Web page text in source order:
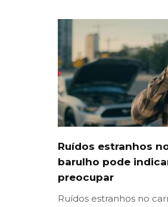
Ruídos estranhos
barulho pode
preocupar
Ruídos estranhos no